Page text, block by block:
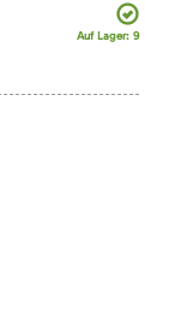
Auf Lager: 9